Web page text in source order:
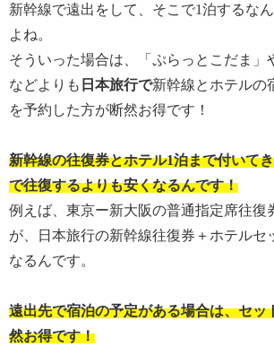
新幹線で遠出をして、そこで1泊するな
よね。
そういった場合は、「 ぷらっとこだま」
などよりも 日本旅行で新幹線とホテルの
を予約した方が断然お得です！
新幹線の往復券とホテル1泊まで付いて
で往復するよりも安くなるんです！
例えば、東京ー新大阪の普通指定席往復
が、日本旅行の新幹線往復券＋ホテルセ
なるんです。
遠出先で宿泊の予定がある場合は、セッ
然お得です！